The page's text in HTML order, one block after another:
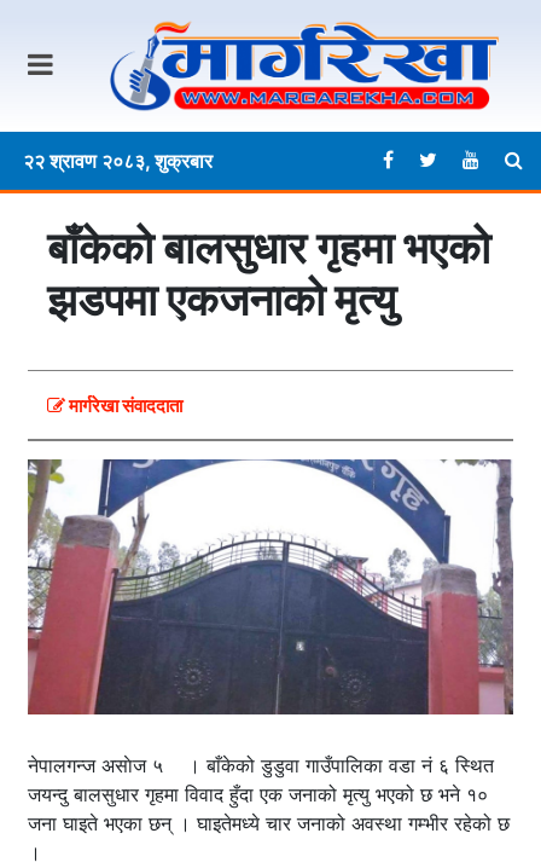
२२ श्रावण २०८३, शुक्रबार
बाँकेको बालसुधार गृहमा भएको
झडपमा एकजनाको मृत्यु
मार्गरेखा संवाददाता
नेपालगन्ज असाेज ५ । बाँकेको डुडुवा गाउँपालिका वडा नं ६ स्थित
जयन्दु बालसुधार गृहमा विवाद हुँदा एक जनाको मृत्यु भएको छ भने १०
जना घाइते भएका छन् । घाइतेमध्ये चार जनाको अवस्था गम्भीर रहेको छ
।